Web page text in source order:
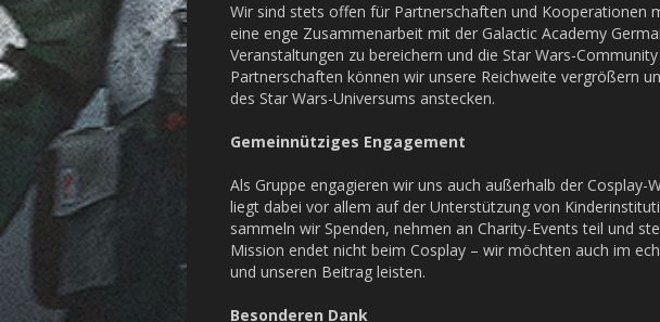
Wir sind stets offen für Partnerschaften und Kooperationen
eine enge Zusammenarbeit mit der Galactic Academy
Veranstaltungen zu bereichern und die Star Wars-
Partnerschaften können wir unsere Reichweite vergrößern
des Star Wars-Universums anstecken.
Gemeinnütziges Engagement
Als Gruppe engagieren wir uns auch außerhalb der
liegt dabei vor allem auf der Unterstützung von
sammeln wir Spenden, nehmen an Charity-Events teil und
Mission endet nicht beim Cosplay – wir möchten auch im
und unseren Beitrag leisten.
Besonderen Dank